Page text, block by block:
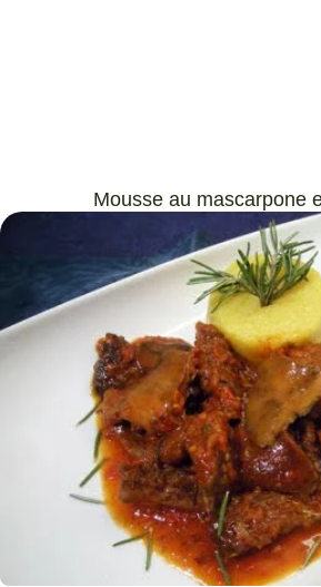
Mousse au mascarpone